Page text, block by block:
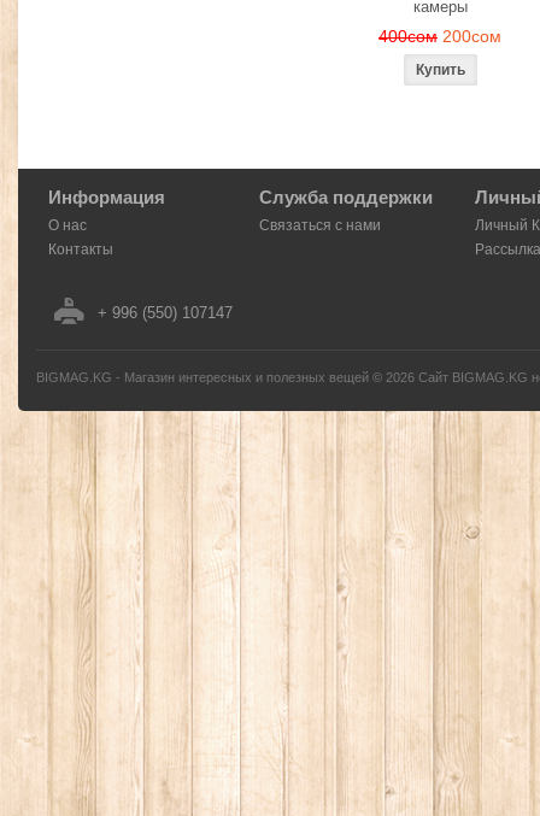
камеры
400сом 200сом
Информация
О нас
Контакты
Служба поддержки
Связаться с нами
Личный
Рассылка
+ 996 (550) 107147
BIGMAG.KG - Магазин интересных и полезных вещей © 2026 Сайт BIGMAG.KG
без письменного разрешения автора - запрещено, и будет преследоваться по